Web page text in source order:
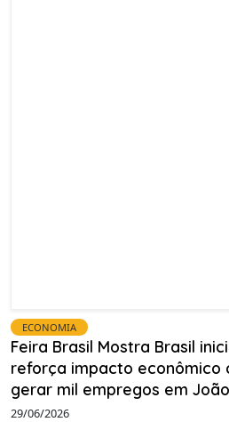
ECONOMIA
Feira Brasil Mostra Brasil
reforça impacto econômico
gerar mil empregos em
29/06/2026